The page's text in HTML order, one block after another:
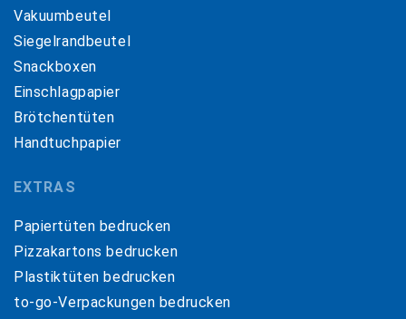
Vakuumbeutel
Siegelrandbeutel
Snackboxen
Einschlagpapier
Brötchentüten
Handtuchpapier
EXTRAS
Papiertüten bedrucken
Pizzakartons bedrucken
Plastiktüten bedrucken
to-go-Verpackungen bedrucken